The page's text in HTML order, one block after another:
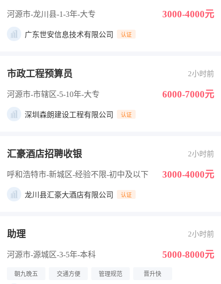
河源市-龙川县-1-3年-大专 3000-4000元
广东世安信息技术有限公司 认证
市政工程预算员 2小时前
河源市-市辖区-5-10年-大专 6000-7000元
深圳森朗建设工程有限公司 认证
汇豪酒店招聘收银 2小时前
呼和浩特市-新城区-经验不限-初中及以下 3000-4000元
龙川县汇豪大酒店有限公司 认证
助理 2小时前
河源市-源城区-3-5年-本科 5000-8000元
朝九晚五 交通方便 管理规范 晋升快